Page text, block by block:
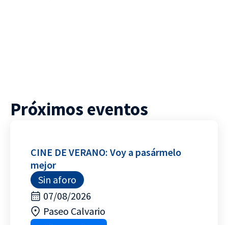
Próximos eventos
CINE DE VERANO: Voy a pasármelo
mejor
Sin aforo
07/08/2026
Paseo Calvario